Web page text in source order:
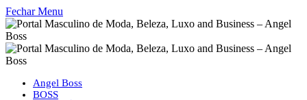
Fechar Menu
Angel Boss
BOSS